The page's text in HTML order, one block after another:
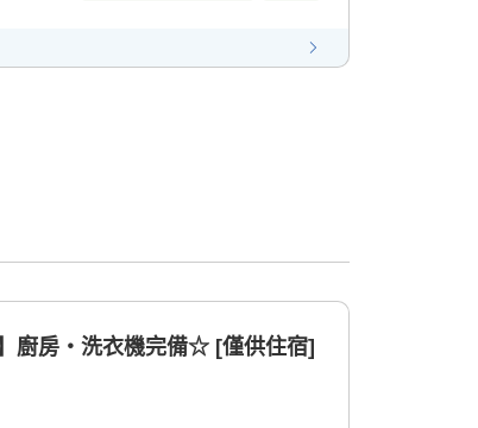
廚房・洗衣機完備☆ [僅供住宿]